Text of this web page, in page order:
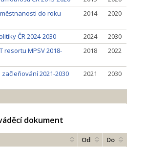
do roku
2014 2020
ČR 2024-2030 2024
2030
resortu MPSV 2018-
2018 2022
2021-2030
2021 2030
dokument
Od
Do